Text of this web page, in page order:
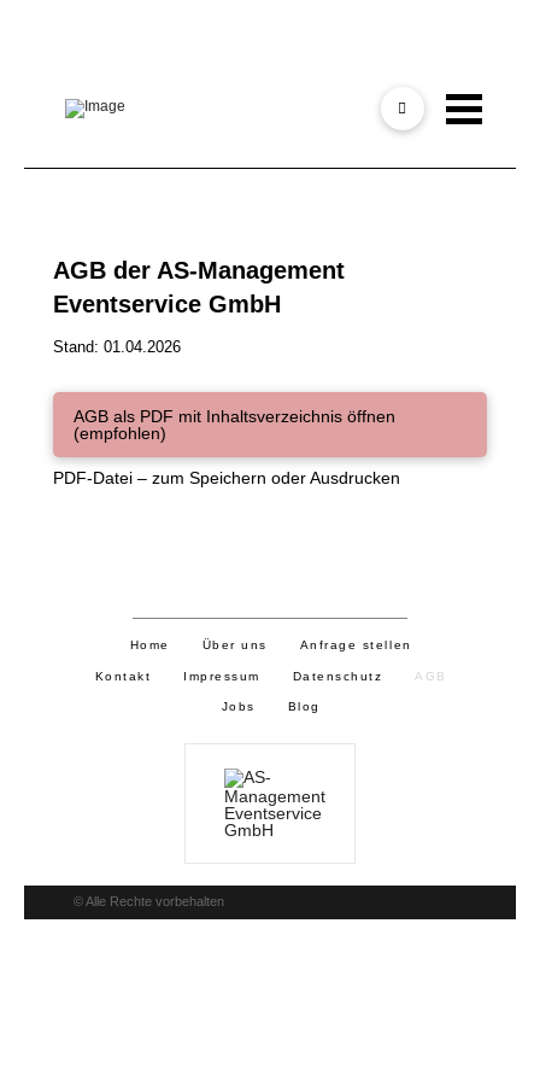
AGB der AS-Management
Eventservice GmbH
Stand: 01.04.2026
AGB als PDF mit Inhaltsverzeichnis öffnen
(empfohlen)
PDF-Datei – zum Speichern oder Ausdrucken
Home Über uns Anfrage stellen
Kontakt Impressum Datenschutz AGB
Jobs Blog
© Alle Rechte vorbehalten